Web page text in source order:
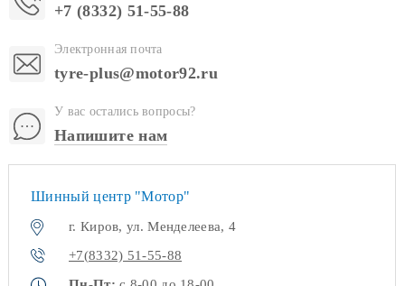
+7 (8332) 51-55-88
Электронная почта
tyre-plus@motor92.ru
У вас остались вопросы?
Напишите нам
Шинный центр "Мотор"
г. Киров, ул. Менделеева, 4
+7(8332) 51-55-88